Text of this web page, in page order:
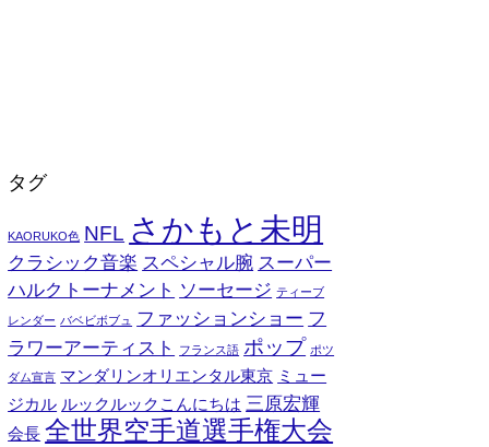
タグ
KAORUKO色 NFL さかもと未明
クラシック音楽 スペシャル腕 スーパー
ハルクトーナメント ソーセージ ティーブ
レンダー バベビボブュ ファッションショー フ
ラワーアーティスト
フランス語 ポップ ポツ
ダム宣言 マンダリンオリエンタル東京 ミュー
ジカル ルックルックこんにちは 三原宏輝
会長 全世界空手道選手権大会